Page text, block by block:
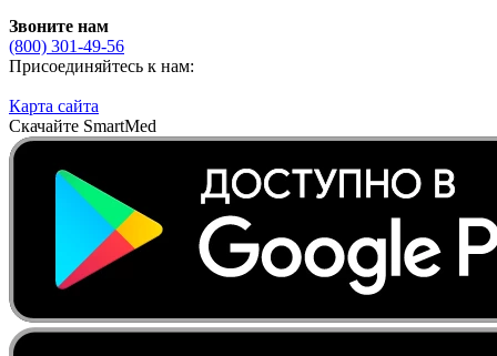
Звоните нам
(800) 301-49-56
Присоединяйтесь к нам:
Карта сайта
Скачайте SmartMed